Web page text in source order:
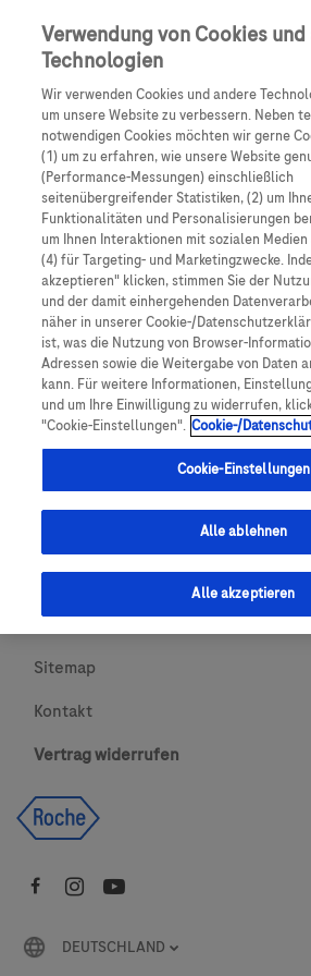
Skip to main content
Produkte
Es tut uns leid, aber es gibt keine
Über Roche
Impressum
Rechtliche Hinweise
Datenschutz
Cookie-Einstellungen
Urheberrecht
Newsletter abonnieren
Sitemap
Kontakt
Vertrag widerrufen
DEUTSCHLAND
Verwendung von Cookies
Technologien
Wir verwenden Cookies und andere
um unsere Website zu verbessern. Neben
notwendigen Cookies möchten wir gerne
(1) um zu erfahren, wie unsere Website
(Performance-Messungen) einschließlich
seitenübergreifender Statistiken, (2) um
Funktionalitäten und Personalisierungen
um Ihnen Interaktionen mit sozialen
(4) für Targeting- und Marketingzwecke.
akzeptieren" klicken, stimmen Sie der
und der damit einhergehenden
näher in unserer Cookie-/
ist, was die Nutzung von Browser-
Adressen sowie die Weitergabe von Daten
kann. Für weitere Informationen,
und um Ihre Einwilligung zu widerrufen,
"Cookie-Einstellungen". Cookie-/
Cookie-Einstellungen
Alle ablehnen
Alle akzeptieren